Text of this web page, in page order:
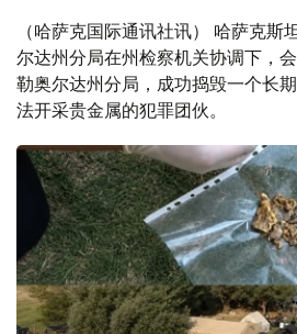
（哈萨克国际通讯社讯） 哈萨克斯
尔达州分局在州检察机关协调下，
勒奥尔达州分局，成功捣毁一个长
法开采贵金属的犯罪团伙。